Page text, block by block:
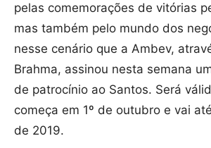
pelas comemorações de vitórias
mas também pelo mundo dos
nesse cenário que a Ambev,
Brahma, assinou nesta semana
de patrocínio ao Santos. Será
começa em 1º de outubro e vai
de 2019.